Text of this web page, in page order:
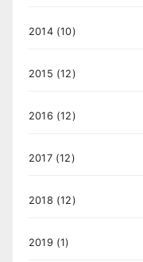
2014(10)
2015 (12)
2016 (12)
2017(12)
2018 (12)
2019 (1)